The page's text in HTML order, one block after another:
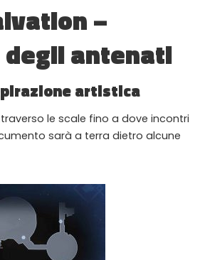
–
degli antenati
artistica
le scale fino a dove incontri
sarà a terra dietro alcune